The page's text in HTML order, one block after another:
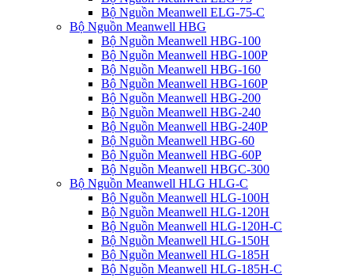
Bộ Nguồn Meanwell ELG-75-C
Bộ Nguồn Meanwell HBG
Bộ Nguồn Meanwell HBG-100
Bộ Nguồn Meanwell HBG-100P
Bộ Nguồn Meanwell HBG-160
Bộ Nguồn Meanwell HBG-160P
Bộ Nguồn Meanwell HBG-200
Bộ Nguồn Meanwell HBG-240
Bộ Nguồn Meanwell HBG-240P
Bộ Nguồn Meanwell HBG-60
Bộ Nguồn Meanwell HBG-60P
Bộ Nguồn Meanwell HBGC-300
Bộ Nguồn Meanwell HLG HLG-C
Bộ Nguồn Meanwell HLG-100H
Bộ Nguồn Meanwell HLG-120H
Bộ Nguồn Meanwell HLG-120H-C
Bộ Nguồn Meanwell HLG-150H
Bộ Nguồn Meanwell HLG-185H
Bộ Nguồn Meanwell HLG-185H-C